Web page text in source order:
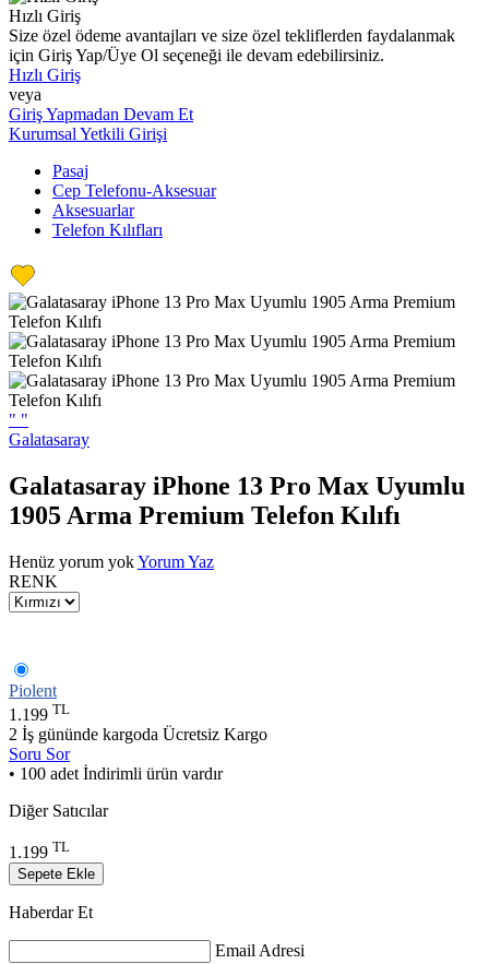
Hızlı Giriş
Size özel ödeme avantajları ve size özel tekliflerden faydalanmak
için Giriş Yap/Üye Ol seçeneği ile devam edebilirsiniz.
Hızlı Giriş
veya
Giriş Yapmadan Devam Et
Kurumsal Yetkili Girişi
Pasaj
Cep Telefonu-Aksesuar
Aksesuarlar
Telefon Kılıfları
" "
Galatasaray
Galatasaray iPhone 13 Pro Max Uyumlu
1905 Arma Premium Telefon Kılıfı
Henüz yorum yokYorum Yaz
RENK
Piolent
1.199 TL
2 İş gününde kargoda Ücretsiz Kargo
Soru Sor
• 100 adet İndirimli ürün vardır
Diğer Satıcılar
1.199 TL
Sepete Ekle
Haberdar Et
Email Adresi